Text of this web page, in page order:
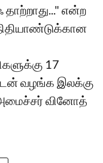
என்ற
17
வழங்க இலக்கு
வினோத்